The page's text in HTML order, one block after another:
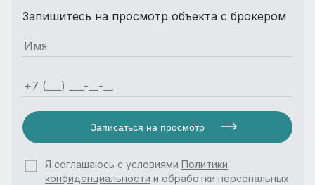
Запишитесь на просмотр объекта с брокером
Записаться на просмотр
Я соглашаюсь с условиями Политики
конфиденциальности и обработки персональных